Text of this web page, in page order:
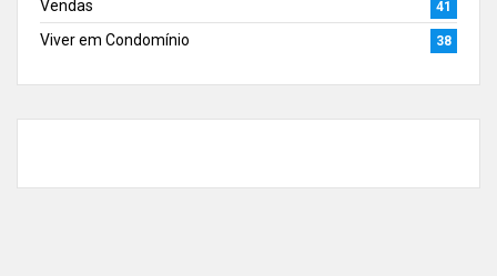
Vendas 41
Viver em Condomínio 38